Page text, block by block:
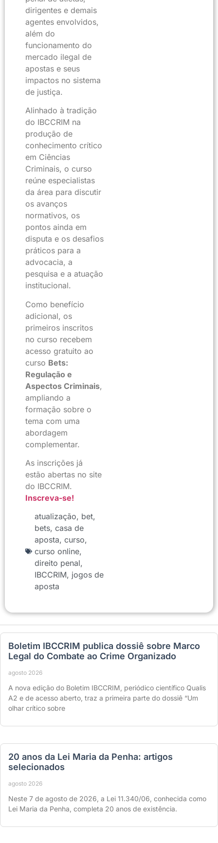
dirigentes e demais
agentes envolvidos,
além do
funcionamento do
mercado ilegal de
apostas e seus
impactos no sistema
de justiça.
Alinhado à tradição
do IBCCRIM na
produção de
conhecimento crítico
em Ciências
Criminais, o curso
reúne especialistas
da área para discutir
os avanços
normativos, os
pontos ainda em
disputa e os desafios
práticos para a
advocacia, a
pesquisa e a atuação
institucional.
Como benefício
adicional, os
primeiros inscritos
no curso recebem
acesso gratuito ao
curso Bets:
Regulação e
Aspectos Criminais,
ampliando a
formação sobre o
tema com uma
abordagem
complementar.
As inscrições já
estão abertas no site
do IBCCRIM.
Inscreva-se!
atualização, bet,
bets, casa de
aposta, curso,
curso online,
direito penal,
IBCCRIM, jogos de
aposta
Boletim IBCCRIM publica dossiê sobre Marco
Legal do Combate ao Crime Organizado
agosto 2026
A nova edição do Boletim IBCCRIM, periódico científico Qualis
A2 e de acesso aberto, traz a primeira parte do dossiê “Um
olhar crítico sobre
20 anos da Lei Maria da Penha: artigos
selecionados
agosto 2026
Neste 7 de agosto de 2026, a Lei 11.340/06, conhecida como
Lei Maria da Penha, completa 20 anos de existência.